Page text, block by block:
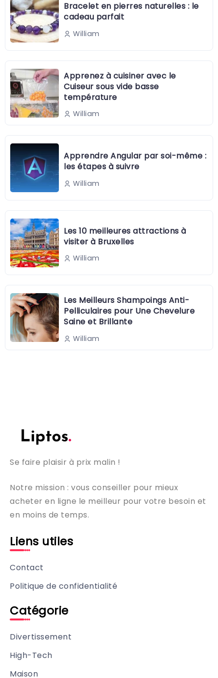
Bracelet en pierres naturelles : le
cadeau parfait
William
Apprenez à cuisiner avec le
Cuiseur sous vide basse
température
William
Apprendre Angular par soi-même :
les étapes à suivre
William
Les 10 meilleures attractions à
visiter à Bruxelles
William
Les Meilleurs Shampoings Anti-
Pelliculaires pour Une Chevelure
Saine et Brillante
William
Se faire plaisir à prix malin !
Notre mission : vous conseiller pour mieux
acheter en ligne le meilleur pour votre besoin et
en moins de temps.
Liens utiles
Contact
Politique de confidentialité
Catégorie
Divertissement
High-Tech
Maison